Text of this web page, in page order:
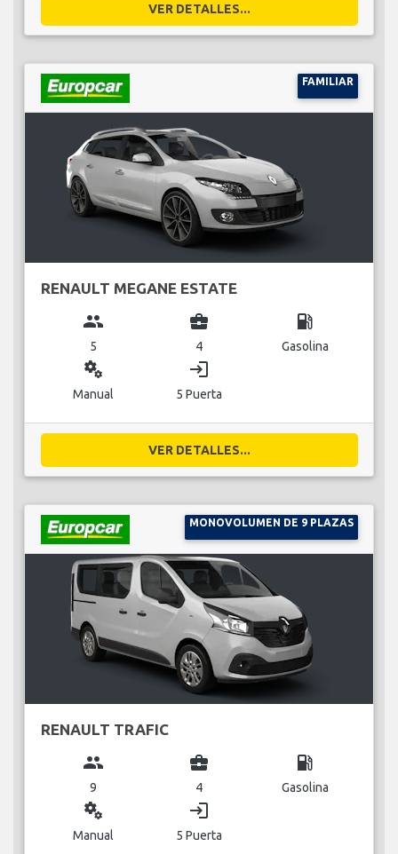
VER DETALLES...
FAMILIAR
RENAULT MEGANE ESTATE
group
5
business_center
4
local_gas_station
Gasolina
miscellaneous_services
Manual
login
5 Puerta
VER DETALLES...
MONOVOLUMEN DE 9 PLAZAS
RENAULT TRAFIC
group
9
business_center
4
local_gas_station
Gasolina
miscellaneous_services
Manual
login
5 Puerta